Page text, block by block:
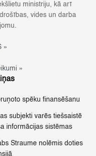
ministriju, kā arī
vides un darba
»
»
spēku finansēšanu
subjekti varēs tiešsaistē
informācijas sistēmas
Straume nolēmis doties